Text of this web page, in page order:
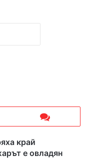
край
е овладян